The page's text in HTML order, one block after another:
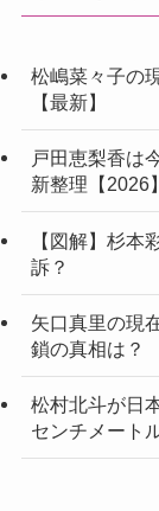
松嶋菜々子の
【最新】
戸田恵梨香は
新整理【2026】
【図解】杉本
訴？
矢口真里の現
鎖の真相は？
松村北斗が日
センチメート